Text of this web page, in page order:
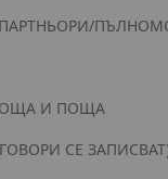
ПАРТНЬОРИ/
И ПОЩА
СЕ